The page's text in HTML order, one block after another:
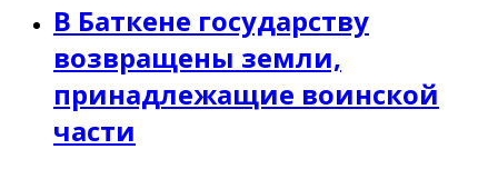
В Баткене государству
возвращены земли,
принадлежащие воинской
части